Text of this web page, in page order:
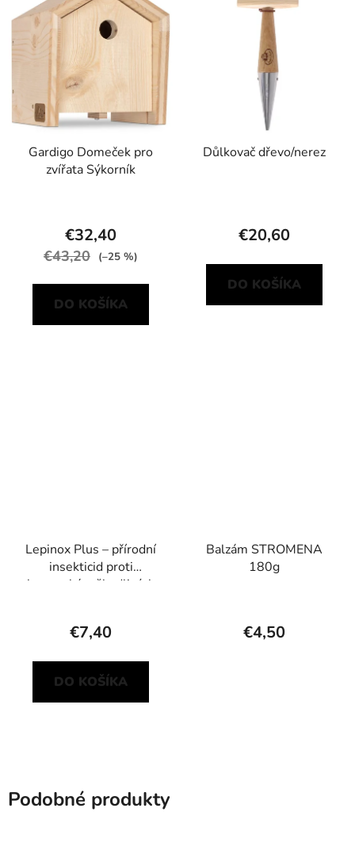
Gardigo Domeček pro
zvířata Sýkorník
€32,40
€43,20 (–25 %)
DO KOŠÍKA
Důlkovač dřevo/nerez
€20,60
DO KOŠÍKA
Lepinox Plus – přírodní
insekticid proti
housenkám škodlivých
€7,40
DO KOŠÍKA
Balzám STROMENA
180g
€4,50
Podobné produkty